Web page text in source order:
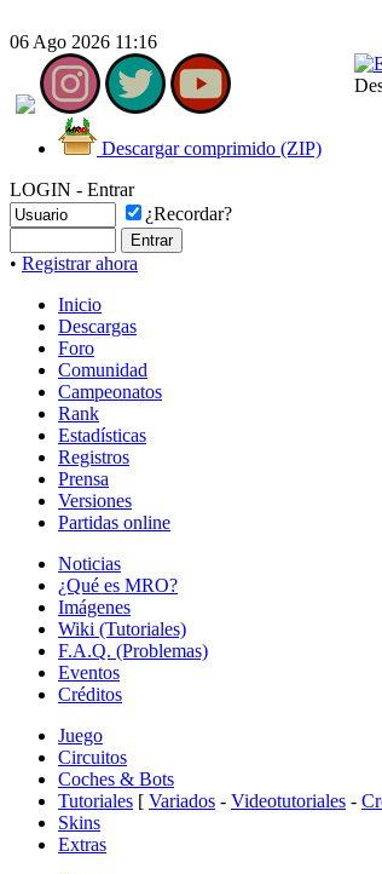
06 Ago 2026 11:16
Descargar comprimido (ZIP)
LOGIN - Entrar
¿Recordar?
• Registrar ahora
Inicio
Descargas
Foro
Comunidad
Campeonatos
Rank
Estadísticas
Registros
Prensa
Versiones
Partidas online
Noticias
¿Qué es MRO?
Imágenes
Wiki (Tutoriales)
F.A.Q. (Problemas)
Eventos
Créditos
Juego
Circuitos
Coches & Bots
Tutoriales [ Variados - Videotutoriales -
Skins
Extras